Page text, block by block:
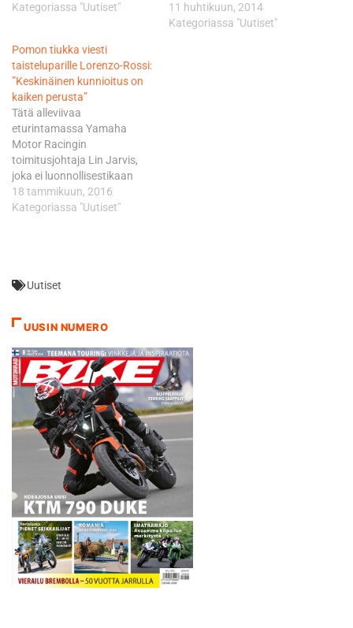
sen päälle. - Vähän tuuriakin
kanssamme. Mutta emme
ole yksin. Hänen
palveluistaan ollaan toki
kiinnostuneita muuallakin.
Minun veikkaukseni on
Ducati, koska Hondalla on…
Kategoriassa "Uutiset"
jatkopestistä. Tallikaveri
Valentino Rossi, 35, ei sitä
11 huhtikuun, 2014
Kategoriassa "Uutiset"
Pomon tiukka viesti
taisteluparille Lorenzo-Rossi:
”Keskinäinen kunnioitus on
kaiken perusta”
Tätä alleviivaa
eturintamassa Yamaha
Motor Racingin
toimitusjohtaja Lin Jarvis,
joka ei luonnollisestikaan
puutu ainakaan julkisesti
enää siihen, mitä kauden
viestin, kun Yamahan
maanantaina puoliltapäivin
Barcelonassa. - Kaiken
perustana on kuljettajien
keskinäinen kunnioitus. Ja
pyydämme heiltä myös…
18 tammikuun, 2016
Kategoriassa "Uutiset"
Uutiset
UUSIN NUMERO